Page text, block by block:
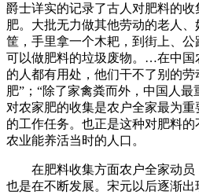
爵士详实的记录了古人对肥料的收
肥。大批无力做其他劳动的老人
筐，手里拿一个木耙，到街上、
可以做肥料的垃圾废物。…在中国
的人都有用处，他们干不了别的
肥”；“除了家禽粪而外，中国人
对农家肥的收集是农户全家最为
的工作任务。也正是这种对肥料
农业能养活当时的人口。
在肥料收集方面农户全家动员
也是在不断发展。宋元以后逐渐出